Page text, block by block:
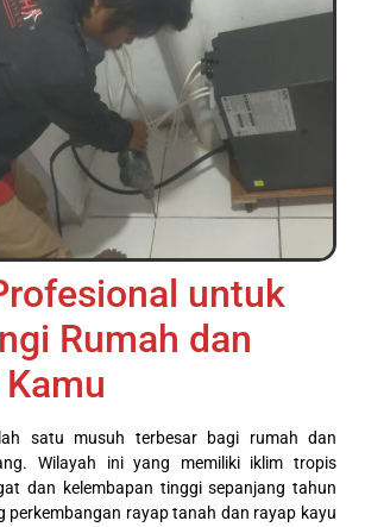
untuk
Rumah dan
satu musuh terbesar bagi rumah dan
Wilayah ini yang memiliki iklim tropis
dan kelembapan tinggi sepanjang tahun
perkembangan rayap tanah dan rayap kayu